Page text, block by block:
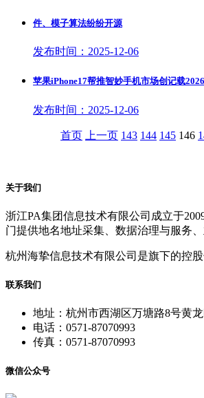
件、模子算法纷纷开源
发布时间：2025-12-06
苹果iPhone17帮推智妙手机市场创记载
发布时间：2025-12-06
首页 上一页 143 144 145 146
关于我们
浙江PA集团信息技术有限公司成立于
门提供地名地址采集、数据治理与服务
杭州海挚信息技术有限公司是旗下的控
联系我们
地址：杭州市西湖区万塘路8号黄
电话：0571-87070993
传真：0571-87070993
微信公众号